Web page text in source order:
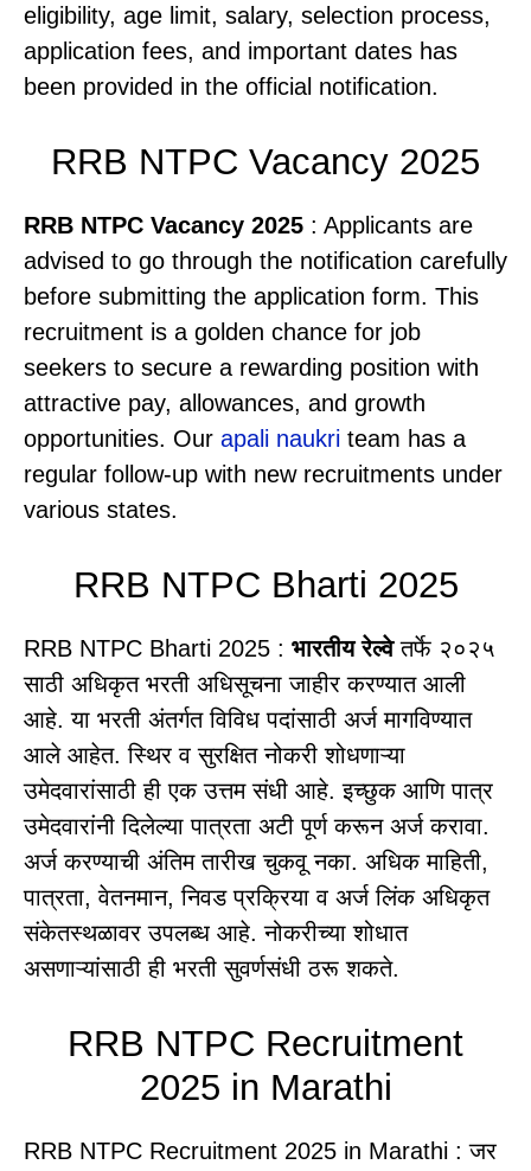
eligibility, age limit, salary, selection process,
application fees, and important dates has
been provided in the official notification.
RRB NTPC Vacancy 2025
RRB NTPC Vacancy 2025 : Applicants are
advised to go through the notification carefully
before submitting the application form. This
recruitment is a golden chance for job
seekers to secure a rewarding position with
attractive pay, allowances, and growth
opportunities. Our apali naukri team has a
regular follow-up with new recruitments under
various states.
RRB NTPC Bharti 2025
RRB NTPC Bharti 2025 : भारतीय रेल्वेतर्फे २०२५
साठी अधिकृत भरती अधिसूचना जाहीर करण्यात आली
आहे. या भरती अंतर्गत विविध पदांसाठी अर्ज मागविण्यात
आले आहेत. स्थिर व सुरक्षित नोकरी शोधणाऱ्या
उमेदवारांसाठी ही एक उत्तम संधी आहे. इच्छुक आणि पात्र
उमेदवारांनी दिलेल्या पात्रता अटी पूर्ण करून अर्ज करावा.
अर्ज करण्याची अंतिम तारीख चुकवू नका. अधिक माहिती,
पात्रता, वेतनमान, निवड प्रक्रिया व अर्ज लिंक अधिकृत
संकेतस्थळावर उपलब्ध आहे. नोकरीच्या शोधात
असणाऱ्यांसाठी ही भरती सुवर्णसंधी ठरू शकते.
RRB NTPC Recruitment
2025 in Marathi
RRB NTPC Recruitment 2025 in Marathi : जर